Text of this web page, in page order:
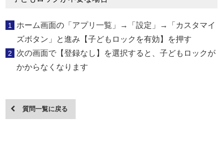
1
ホーム画面の「アプリ一覧」→「設定」→「カスタマイ
ズボタン」と進み【子どもロックを有効】を押す
2
次の画面で【登録なし】を選択すると、子どもロックが
かからなくなります
質問一覧に戻る